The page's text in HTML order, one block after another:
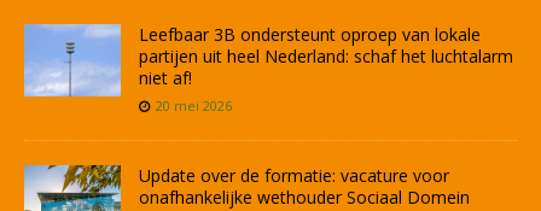
Leefbaar 3B ondersteunt oproep van lokale
partijen uit heel Nederland: schaf het luchtalarm
niet af!
20 mei 2026
Update over de formatie: vacature voor
onafhankelijke wethouder Sociaal Domein